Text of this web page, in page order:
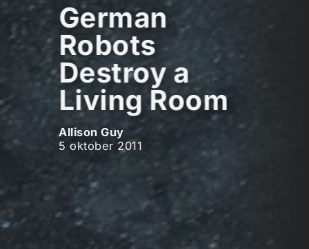
German
Robots
Destroy a
Living Room
Allison Guy
5 oktober 2011